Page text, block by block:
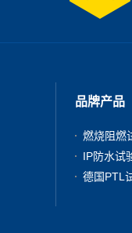
品牌产品
燃烧阻燃
IP防水试
德国PTL